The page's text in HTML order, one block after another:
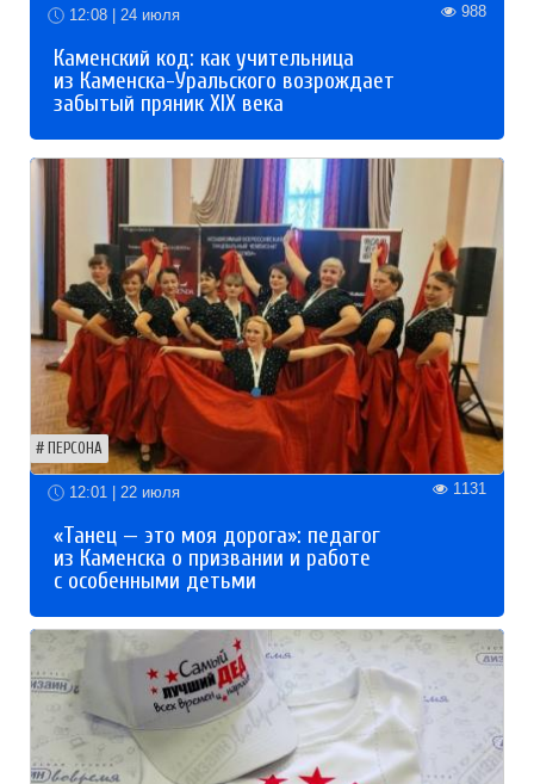
12:08 | 24 июля 988
Каменский код: как учительница
из Каменска-Уральского возрождает
забытый пряник XIX века
ПЕРСОНА
12:01 | 22 июля 1131
«Танец — это моя дорога»: педагог
из Каменска о призвании и работе
с особенными детьми